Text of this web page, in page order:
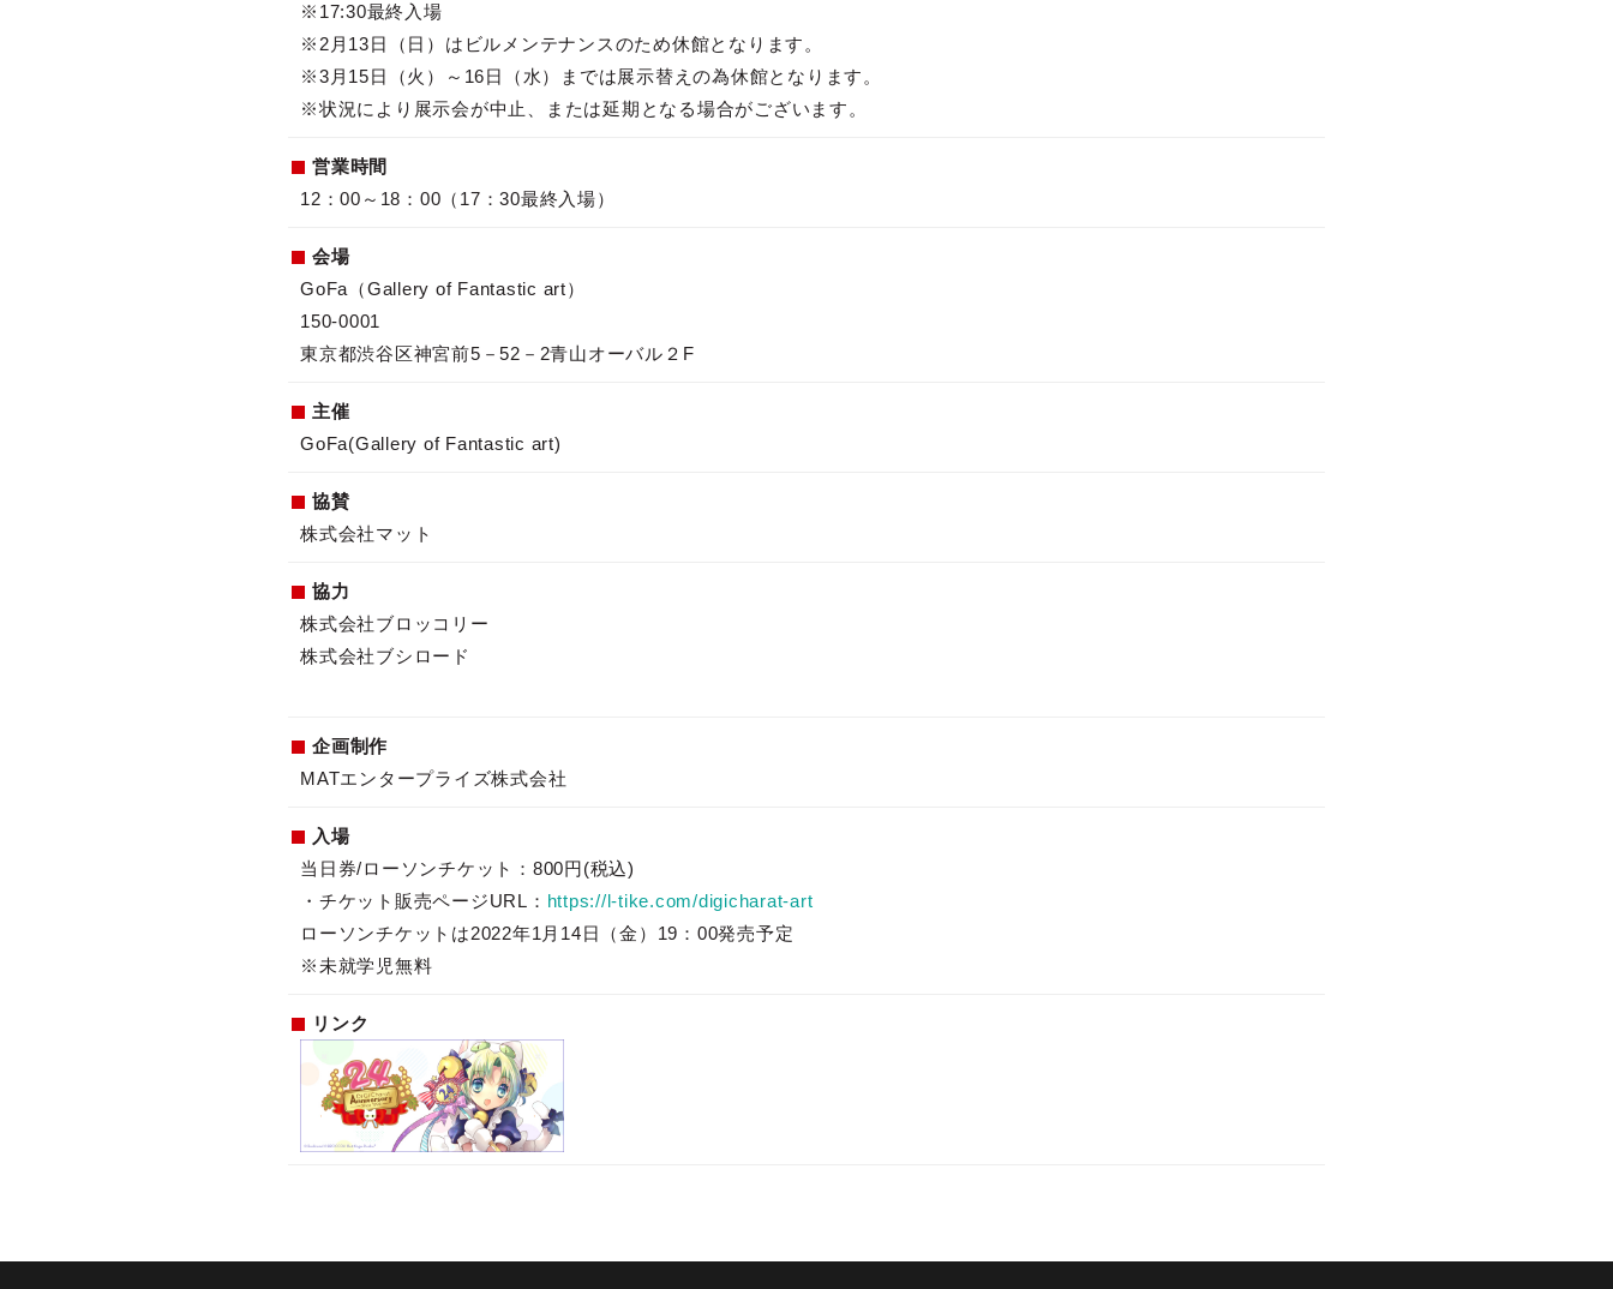
※17:30最終入場
※2月13日（日）はビルメンテナンスのため休館となります。
※3月15日（火）～16日（水）までは展示替えの為休館となります。
※状況により展示会が中止、または延期となる場合がございます。
営業時間
12：00～18：00（17：30最終入場）
会場
GoFa（Gallery of Fantastic art）
150-0001
東京都渋谷区神宮前5－52－2青山オーバル２F
主催
GoFa(Gallery of Fantastic art)
協賛
株式会社マット
協力
株式会社ブロッコリー
株式会社ブシロード
企画制作
MATエンタープライズ株式会社
入場
当日券/ローソンチケット：800円(税込)
・チケット販売ページURL： https://l-tike.com/digicharat-art
ローソンチケットは2022年1月14日（金）19：00発売予定
※未就学児無料
リンク